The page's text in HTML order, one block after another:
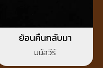
ย้อนคืนกลับมา
มนัสวีร์